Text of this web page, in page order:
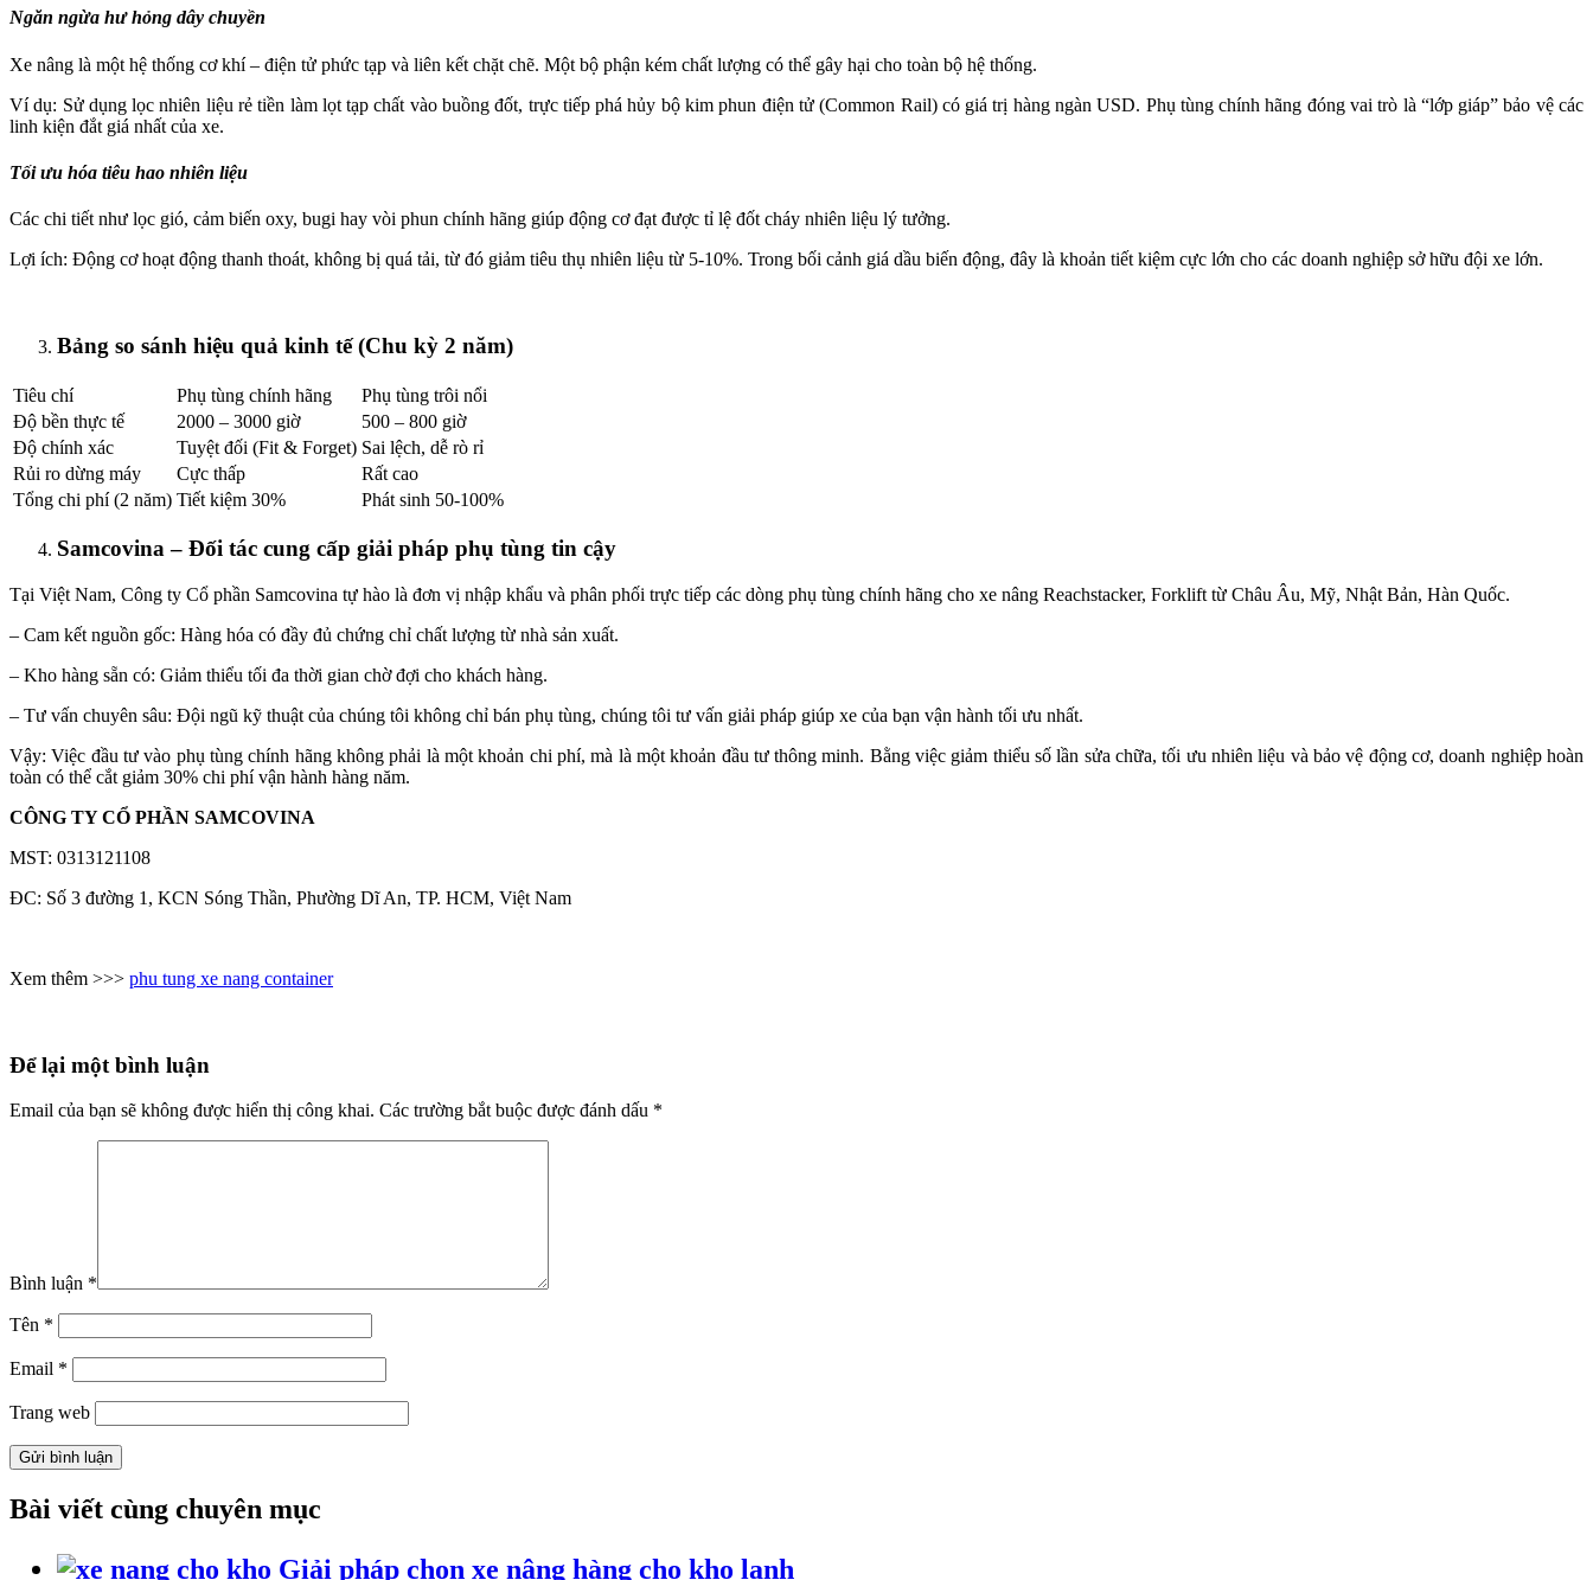
Ngăn ngừa hư hỏng dây chuyền
Xe nâng là một hệ thống cơ khí – điện tử phức tạp và liên kết chặt chẽ. Một bộ phận kém chất lượng có thể gây hại cho toàn bộ hệ thống.
Ví dụ: Sử dụng lọc nhiên liệu rẻ tiền làm lọt tạp chất vào buồng đốt, trực tiếp phá hủy bộ kim phun điện tử (Common Rail) có giá trị hàng ngàn USD. Phụ tùng chính hãng đóng vai trò là “lớp giáp” bảo vệ các
linh kiện đắt giá nhất của xe.
Tối ưu hóa tiêu hao nhiên liệu
Các chi tiết như lọc gió, cảm biến oxy, bugi hay vòi phun chính hãng giúp động cơ đạt được tỉ lệ đốt cháy nhiên liệu lý tưởng.
Lợi ích: Động cơ hoạt động thanh thoát, không bị quá tải, từ đó giảm tiêu thụ nhiên liệu từ 5-10%. Trong bối cảnh giá dầu biến động, đây là khoản tiết kiệm cực lớn cho các doanh nghiệp sở hữu đội xe lớn.
Bảng so sánh hiệu quả kinh tế (Chu kỳ 2 năm)
Tiêu chí Phụ tùng chính hãng
Phụ tùng trôi nổi
Độ bền thực tế
2000 – 3000 giờ
500 – 800 giờ
Độ chính xác
Tuyệt đối (Fit & Forget) Sai lệch, dễ rò rỉ
Rủi ro dừng máy
Cực thấp
Rất cao
Tổng chi phí (2 năm) Tiết kiệm 30% Phát sinh 50-100%
Samcovina – Đối tác cung cấp giải pháp phụ tùng tin cậy
Tại Việt Nam, Công ty Cổ phần Samcovina tự hào là đơn vị nhập khẩu và phân phối trực tiếp các dòng phụ tùng chính hãng cho xe nâng Reachstacker, Forklift từ Châu Âu, Mỹ, Nhật Bản, Hàn Quốc.
– Cam kết nguồn gốc: Hàng hóa có đầy đủ chứng chỉ chất lượng từ nhà sản xuất.
– Kho hàng sẵn có: Giảm thiểu tối đa thời gian chờ đợi cho khách hàng.
– Tư vấn chuyên sâu: Đội ngũ kỹ thuật của chúng tôi không chỉ bán phụ tùng, chúng tôi tư vấn giải pháp giúp xe của bạn vận hành tối ưu nhất.
Vậy: Việc đầu tư vào phụ tùng chính hãng không phải là một khoản chi phí, mà là một khoản đầu tư thông minh. Bằng việc giảm thiểu số lần sửa chữa, tối ưu nhiên liệu và bảo vệ động cơ, doanh nghiệp hoàn
toàn có thể cắt giảm 30% chi phí vận hành hàng năm.
CÔNG TY CỔ PHẦN SAMCOVINA
MST: 0313121108
ĐC: Số 3 đường 1, KCN Sóng Thần, Phường Dĩ An, TP. HCM, Việt Nam
Xem thêm >>> phu tung xe nang container
Để lại một bình luận
Email của bạn sẽ không được hiển thị công khai. Các trường bắt buộc được đánh dấu *
Bình luận *
Tên *
Email *
Trang web
Bài viết cùng chuyên mục
Giải pháp chọn xe nâng hàng cho kho lạnh